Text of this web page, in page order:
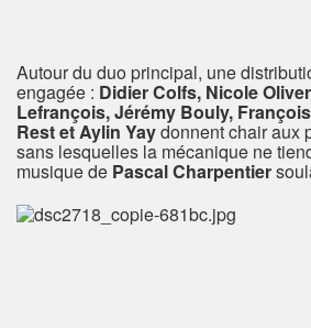
Autour du duo principal, une
engagée : Didier Colfs, Nicole
Lefrançois, Jérémy Bouly,
Rest et Aylin Yaydonnent chair aux
sans lesquelles la mécanique ne
musique de Pascal Charpentier